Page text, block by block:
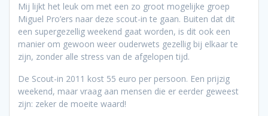
Mij lijkt het leuk om met een zo groot mogelijke groep
Miguel Pro’ers naar deze scout-in te gaan. Buiten dat dit
een supergezellig weekend gaat worden, is dit ook een
manier om gewoon weer ouderwets gezellig bij elkaar te
zijn, zonder alle stress van de afgelopen tijd.
De Scout-in 2011 kost 55 euro per persoon. Een prijzig
weekend, maar vraag aan mensen die er eerder geweest
zijn: zeker de moeite waard!